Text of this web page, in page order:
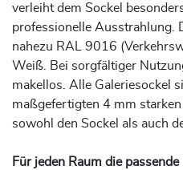
verleiht dem Sockel
professionelle Ausstrahlung.
nahezu RAL 9016
Weiß. Bei sorgfältiger
makellos. Alle Galeriesockel
maßgefertigten 4 mm
sowohl den Sockel als auch
Für jeden Raum die